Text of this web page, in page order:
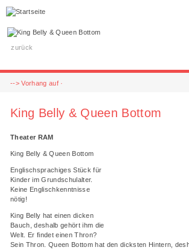
zurück
-->Vorhang auf·
King Belly & Queen Bottom
Theater RAM
King Belly & Queen Bottom
Englischsprachiges Stück für
Kinder im Grundschulalter.
Keine Englischkenntnisse
nötig!
King Belly hat einen dicken
Bauch, deshalb gehört ihm die
Welt. Er findet einen Thron?
Sein Thron. Queen Bottom hat den dicksten Hintern,